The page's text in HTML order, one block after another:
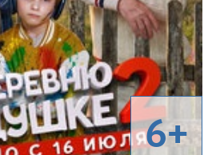
6+